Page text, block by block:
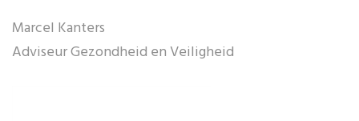
Marcel Kanters
Adviseur Gezondheid en Veiligheid